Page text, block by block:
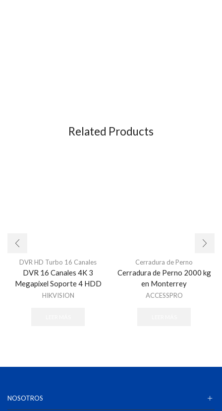
Related Products
DVR HD Turbo 16 Canales
DVR 16 Canales 4K 3
Megapixel Soporte 4 HDD
HIKVISION
Cerradura de Perno
Cerradura de Perno 2000 kg
en Monterrey
ACCESSPRO
NOSOTROS